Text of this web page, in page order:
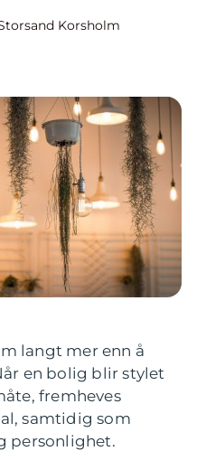
Korsholm
langt mer enn å
en bolig blir stylet
fremheves
samtidig som
personlighet.